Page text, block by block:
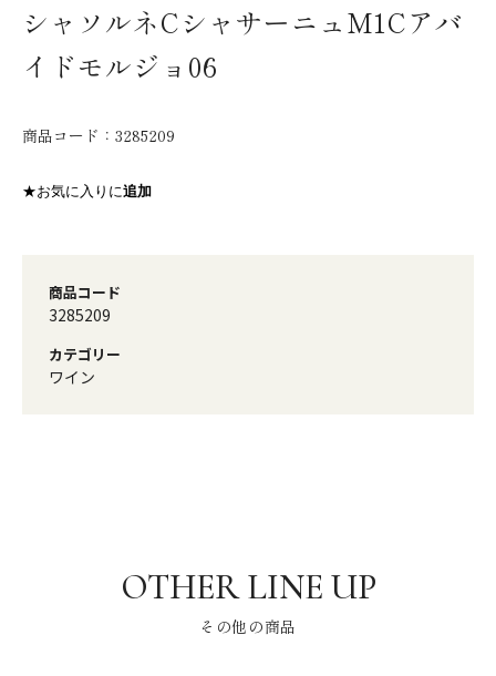
シャソルネCシャサーニュM1Cアバ
イドモルジョ06
商品コード： 3285209
★お気に入りに追加
商品コード
3285209
カテゴリー
ワイン
その他の商品